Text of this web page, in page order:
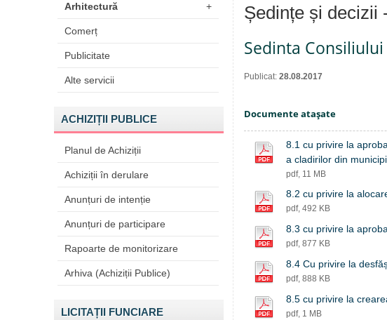
Arhitectură +
Comerț
Publicitate
Alte servicii
ACHIZIȚII PUBLICE
Planul de Achiziții
Achiziții în derulare
Anunțuri de intenție
Anunțuri de participare
Rapoarte de monitorizare
Arhiva (Achiziții Publice)
LICITAȚII FUNCIARE
Ședințe și decizii
Sedinta
Publicat: 28.08.2017
Documente ataşate
8.1 cu privire la
a cladirilor din
pdf, 11 MB
8.2 cu privire la
pdf, 492 KB
8.3 cu privire la
pdf, 877 KB
8.4 Cu privire la
pdf, 888 KB
8.5 cu privire la
pdf, 1 MB